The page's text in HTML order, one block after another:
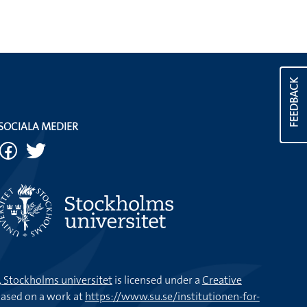
FEEDBACK
MEDIER
universitetis licensed under aCreative
on a work athttps://www.su.se/institutionen-for-